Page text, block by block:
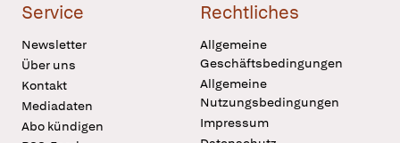
Service
Newsletter
Über uns
Kontakt
Mediadaten
Abo kündigen
Rechtliches
Allgemeine
Geschäftsbedingungen
Allgemeine
Nutzungsbedingungen
Impressum